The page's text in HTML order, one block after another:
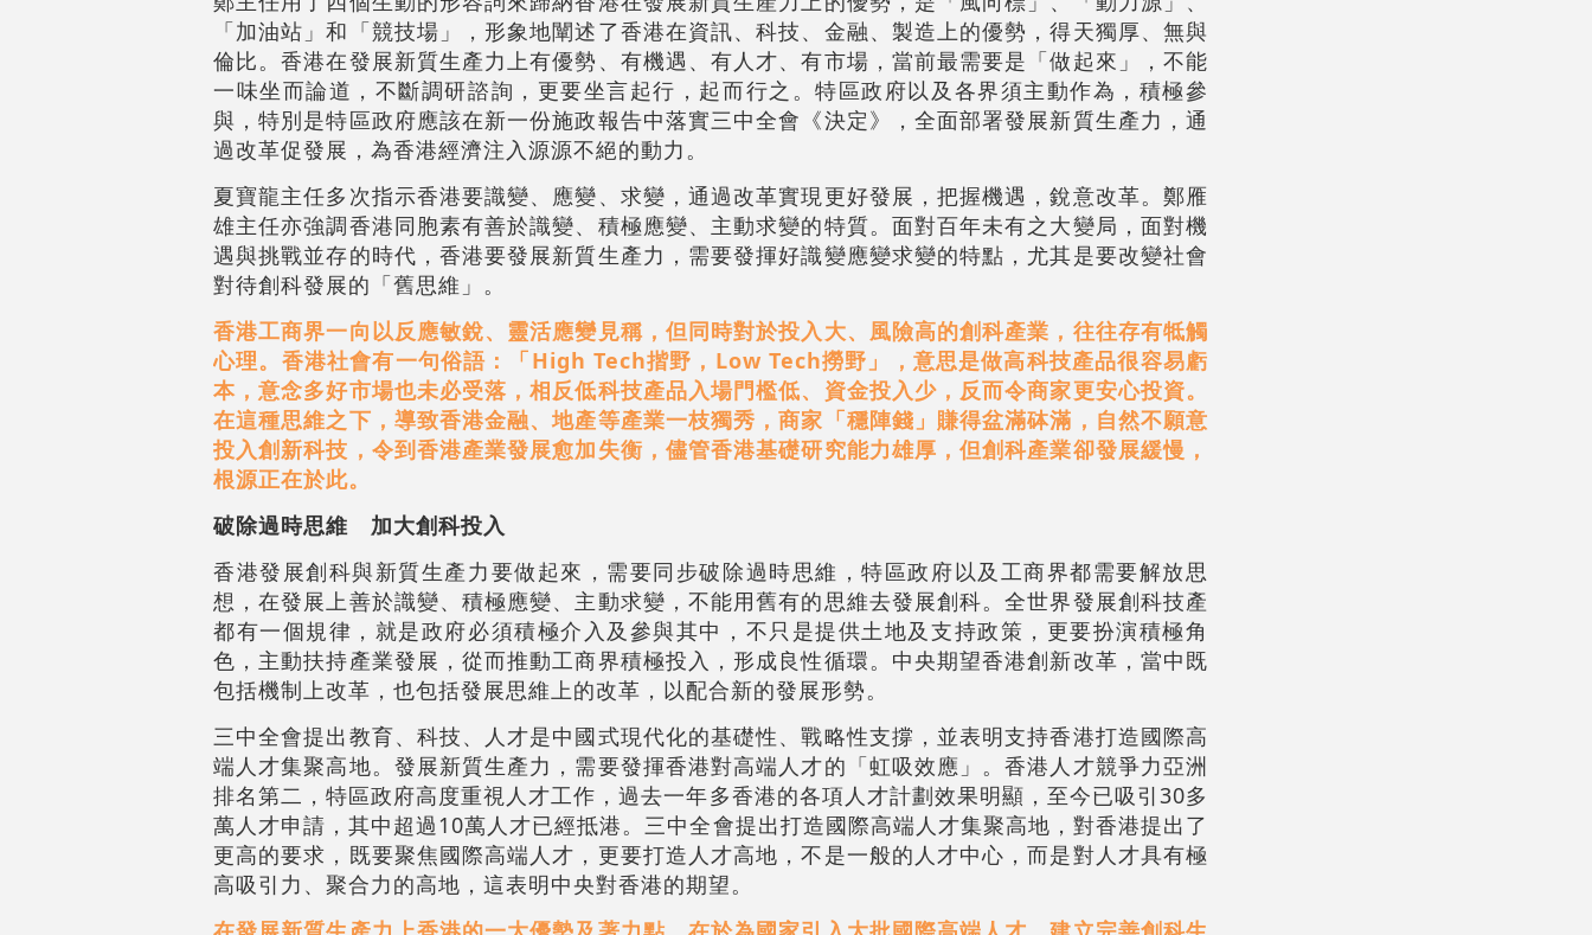
「加油站」和「競技場」，形象地闡述了香港在資訊、科技、金融、製造上的優勢，得天獨厚、無與
倫比。香港在發展新質生產力上有優勢、有機遇、有人才、有市場，當前最需要是「做起來」，不能
一味坐而論道，不斷調研諮詢，更要坐言起行，起而行之。特區政府以及各界須主動作為，積極參
與，特別是特區政府應該在新一份施政報告中落實三中全會《決定》，全面部署發展新質生產力，通
過改革促發展，為香港經濟注入源源不絕的動力。
夏寶龍主任多次指示香港要識變、應變、求變，通過改革實現更好發展，把握機遇，銳意改革。鄭雁
雄主任亦強調香港同胞素有善於識變、積極應變、主動求變的特質。面對百年未有之大變局，面對機
遇與挑戰並存的時代，香港要發展新質生產力，需要發揮好識變應變求變的特點，尤其是要改變社會
對待創科發展的「舊思維」。
香港工商界一向以反應敏銳、靈活應變見稱，但同時對於投入大、風險高的創科產業，往往存有牴觸
心理。香港社會有一句俗語：「High Tech揩野，Low Tech撈野」，意思是做高科技產品很容易虧
本，意念多好市場也未必受落，相反低科技產品入場門檻低、資金投入少，反而令商家更安心投資。
在這種思維之下，導致香港金融、地產等產業一枝獨秀，商家「穩陣錢」賺得盆滿砵滿，自然不願意
投入創新科技，令到香港產業發展愈加失衡，儘管香港基礎研究能力雄厚，但創科產業卻發展緩慢，
根源正在於此。
破除過時思維 加大創科投入
香港發展創科與新質生產力要做起來，需要同步破除過時思維，特區政府以及工商界都需要解放思
想，在發展上善於識變、積極應變、主動求變，不能用舊有的思維去發展創科。全世界發展創科技產
都有一個規律，就是政府必須積極介入及參與其中，不只是提供土地及支持政策，更要扮演積極角
色，主動扶持產業發展，從而推動工商界積極投入，形成良性循環。中央期望香港創新改革，當中既
包括機制上改革，也包括發展思維上的改革，以配合新的發展形勢。
三中全會提出教育、科技、人才是中國式現代化的基礎性、戰略性支撐，並表明支持香港打造國際高
端人才集聚高地。發展新質生產力，需要發揮香港對高端人才的「虹吸效應」。香港人才競爭力亞洲
排名第二，特區政府高度重視人才工作，過去一年多香港的各項人才計劃效果明顯，至今已吸引30多
萬人才申請，其中超過10萬人才已經抵港。三中全會提出打造國際高端人才集聚高地，對香港提出了
更高的要求，既要聚焦國際高端人才，更要打造人才高地，不是一般的人才中心，而是對人才具有極
高吸引力、聚合力的高地，這表明中央對香港的期望。